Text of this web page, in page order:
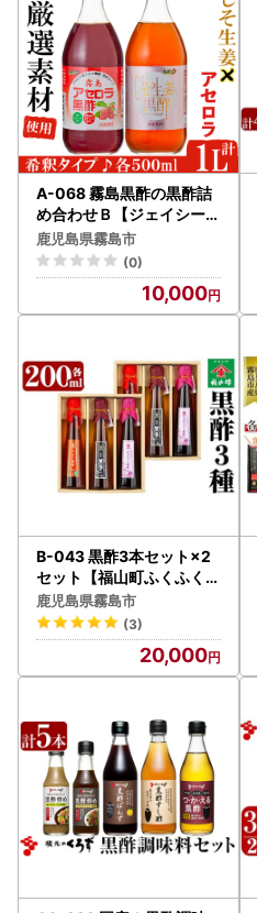
A-068 霧島黒酢の黒酢詰
め合わせＢ【ジェイシーエ
ヌ】
鹿児島県霧島市
(0)
10,000
B-043 黒酢3本セット×2
セット【福山町ふくふくふ
れあい館】
鹿児島県霧島市
(3)
20,000